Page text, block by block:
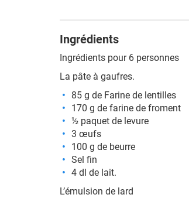
Ingrédients
Ingrédients pour 6 personnes
La pâte à gaufres.
85 g de Farine de lentilles
170 g de farine de froment
½ paquet de levure
3 œufs
100 g de beurre
Sel fin
4 dl de lait.
L’émulsion de lard